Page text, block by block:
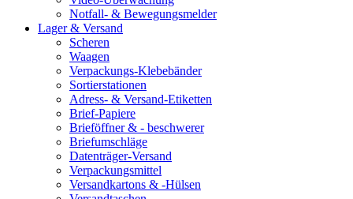
Notfall- & Bewegungsmelder
Lager & Versand
Scheren
Waagen
Verpackungs-Klebebänder
Sortierstationen
Adress- & Versand-Etiketten
Brief-Papiere
Brieföffner & - beschwerer
Briefumschläge
Datenträger-Versand
Verpackungsmittel
Versandkartons & -Hülsen